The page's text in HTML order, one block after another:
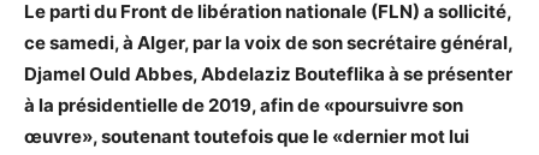
Le parti du Front de libération nationale (FLN) a sollicité,
ce samedi, à Alger, par la voix de son secrétaire général,
Djamel Ould Abbes, Abdelaziz Bouteflika à se présenter
à la présidentielle de 2019, afin de «poursuivre son
œuvre», soutenant toutefois que le «dernier mot lui